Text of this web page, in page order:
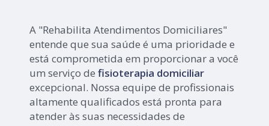
A "Rehabilita Atendimentos Domiciliares"
entende que sua saúde é uma prioridade e
está comprometida em proporcionar a você
um serviço defisioterapia domiciliar
excepcional. Nossa equipe de profissionais
altamente qualificados está pronta para
atender às suas necessidades de